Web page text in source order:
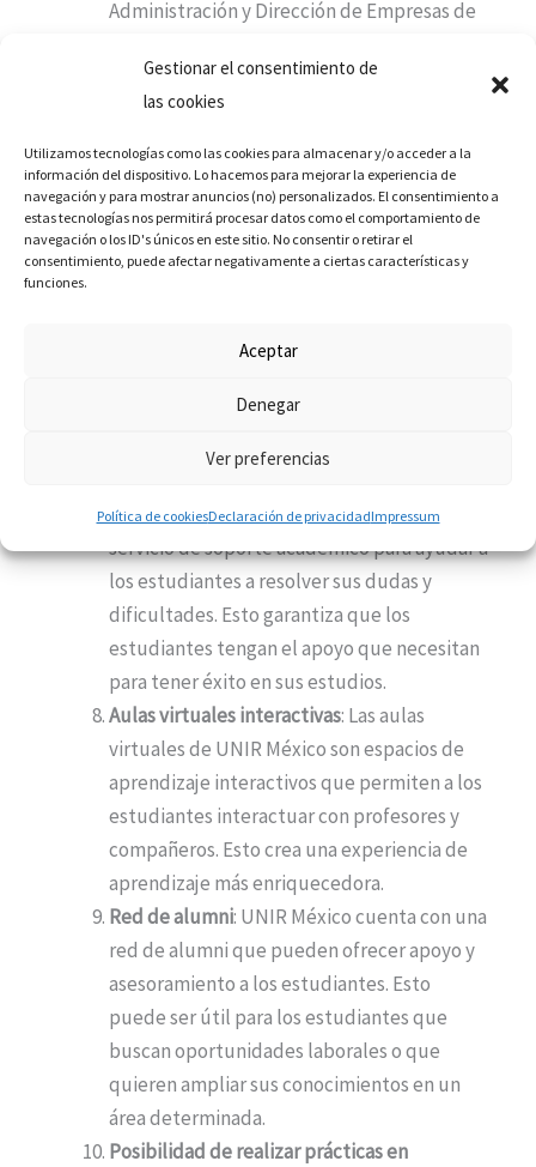
Gestionar el consentimiento de
las cookies
Utilizamos tecnologías como las cookies para almacenar y/o acceder a la
información del dispositivo. Lo hacemos para mejorar la experiencia de
navegación y para mostrar anuncios (no) personalizados. El consentimiento a
estas tecnologías nos permitirá procesar datos como el comportamiento de
navegación o los ID's únicos en este sitio. No consentir o retirar el
consentimiento, puede afectar negativamente a ciertas características y
funciones.
Aceptar
Denegar
Ver preferencias
Política de cookiesDeclaración de privacidadImpressum
Administración y Dirección de Empresas de
línea. Esto permite a los estudiantes
estudiar desde cualquier lugar y en
cualquier momento, lo que les da la
libertad de organizar su tiempo de estudio
según sus necesidades.
Empleabilidad: UNIR México tiene un alto
gama de oportunidades laborales en el
Posicionamiento: UNIR México es la
Universidad en Línea de México
Soporte académico: UNIR México ofrece un
servicio de soporte académico para ayudar a
los estudiantes a resolver sus dudas y
dificultades. Esto garantiza que los
estudiantes tengan el apoyo que necesitan
para tener éxito en sus estudios.
Aulas virtuales interactivas: Las aulas
virtuales de UNIR México son espacios de
aprendizaje interactivos que permiten a los
estudiantes interactuar con profesores y
compañeros. Esto crea una experiencia de
aprendizaje más enriquecedora.
Red de alumni: UNIR México cuenta con una
red de alumni que pueden ofrecer apoyo y
asesoramiento a los estudiantes. Esto
puede ser útil para los estudiantes que
buscan oportunidades laborales o que
quieren ampliar sus conocimientos en un
área determinada.
Posibilidad de realizar prácticas en